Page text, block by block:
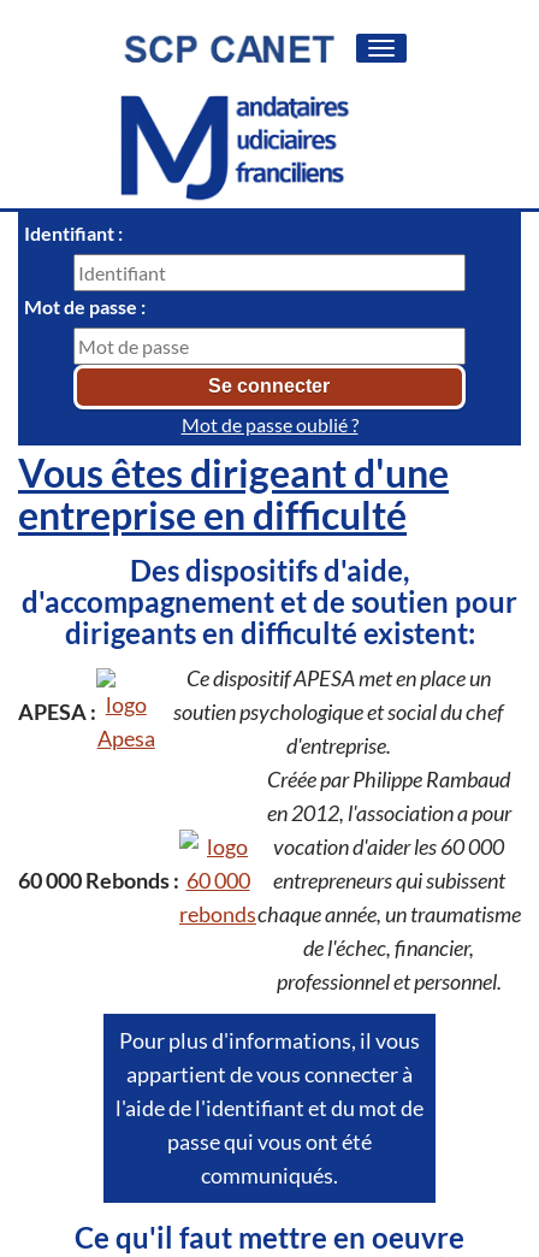
Toggle
Identifiant :
Mot de passe :
Mot de passe oublié ?
Vous êtes dirigeant d'une
entreprise en difficulté
Des dispositifs d'aide,
d'accompagnement et de soutien pour
dirigeants en difficulté existent:
APESA :
Ce dispositif APESA met en place un
soutien psychologique et social du chef
d'entreprise.
60 000 Rebonds :
Créée par Philippe Rambaud
en 2012, l'association a pour
vocation d'aider les 60 000
entrepreneurs qui subissent
chaque année, un traumatisme
de l'échec, financier,
professionnel et personnel.
Pour plus d'informations, il vous
appartient de vous connecter à
l'aide de l'identifiant et du mot de
passe qui vous ont été
communiqués.
Ce qu'il faut mettre en oeuvre